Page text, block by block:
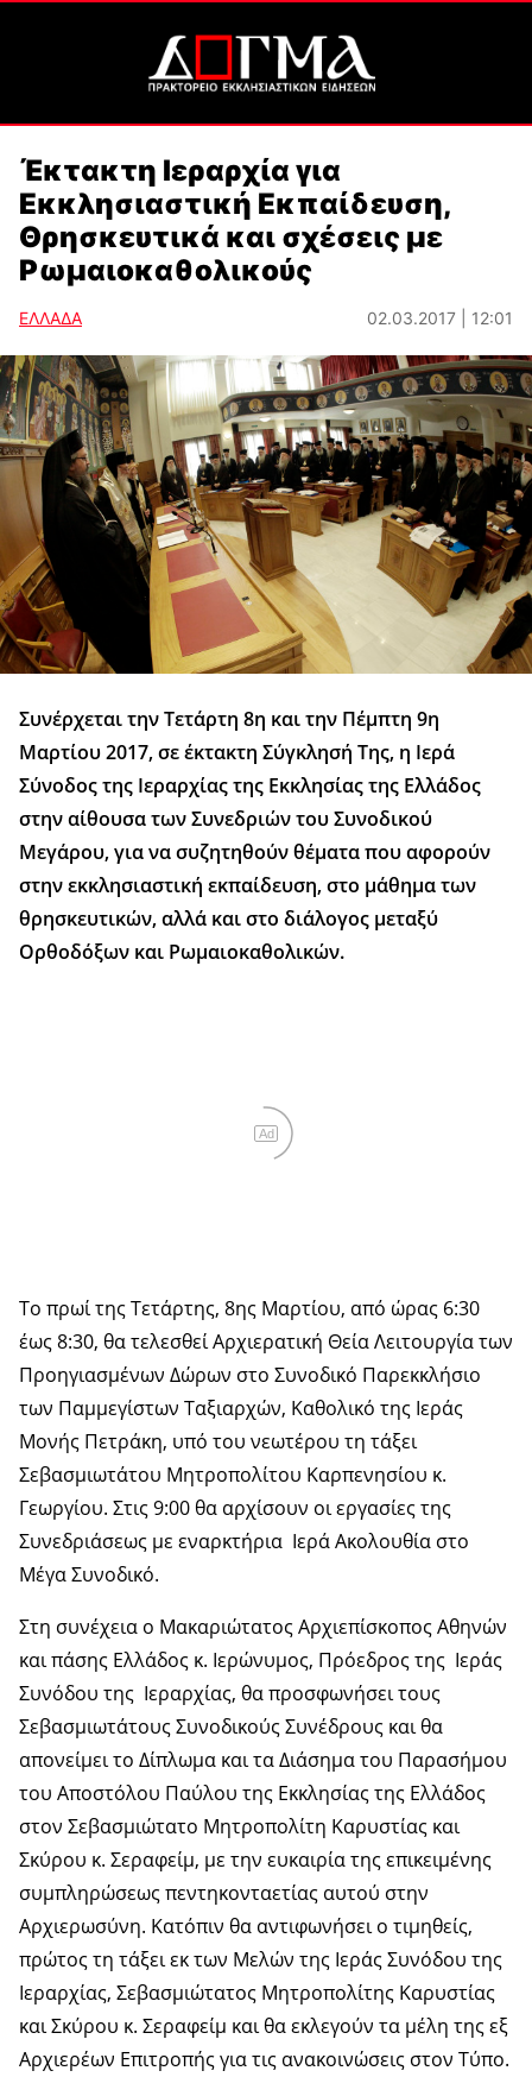
Έκτακτη Ιεραρχία για
Εκκλησιαστική Εκπαίδευση,
Θρησκευτικά και σχέσεις με
Ρωμαιοκαθολικούς
ΕΛΛΑΔΑ 02.03.2017 | 12:01
Συνέρχεται την Τετάρτη 8η και την Πέμπτη 9η
Μαρτίου 2017, σε έκτακτη Σύγκλησή Της, η Ιερά
Σύνοδος της Ιεραρχίας της Εκκλησίας της Ελλάδος
στην αίθουσα των Συνεδριών του Συνοδικού
Μεγάρου, για να συζητηθούν θέματα που αφορούν
στην εκκλησιαστική εκπαίδευση, στο μάθημα των
θρησκευτικών, αλλά και στο διάλογος μεταξύ
Ορθοδόξων και Ρωμαιοκαθολικών.
Ad
Το πρωί της Τετάρτης, 8ης Μαρτίου, από ώρας 6:30
έως 8:30, θα τελεσθεί Αρχιερατική Θεία Λειτουργία των
Προηγιασμένων Δώρων στο Συνοδικό Παρεκκλήσιο
των Παμμεγίστων Ταξιαρχών, Καθολικό της Ιεράς
Μονής Πετράκη, υπό του νεωτέρου τη τάξει
Σεβασμιωτάτου Μητροπολίτου Καρπενησίου κ.
Γεωργίου. Στις 9:00 θα αρχίσουν οι εργασίες της
Συνεδριάσεως με εναρκτήρια Ιερά Ακολουθία στο
Μέγα Συνοδικό.
Στη συνέχεια ο Μακαριώτατος Αρχιεπίσκοπος Αθηνών
και πάσης Ελλάδος κ. Ιερώνυμος, Πρόεδρος της Ιεράς
Συνόδου της Ιεραρχίας, θα προσφωνήσει τους
Σεβασμιωτάτους Συνοδικούς Συνέδρους και θα
απονείμει το Δίπλωμα και τα Διάσημα του Παρασήμου
του Αποστόλου Παύλου της Εκκλησίας της Ελλάδος
στον Σεβασμιώτατο Μητροπολίτη Καρυστίας και
Σκύρου κ. Σεραφείμ, με την ευκαιρία της επικειμένης
συμπληρώσεως πεντηκονταετίας αυτού στην
Αρχιερωσύνη. Κατόπιν θα αντιφωνήσει ο τιμηθείς,
πρώτος τη τάξει εκ των Μελών της Ιεράς Συνόδου της
Ιεραρχίας, Σεβασμιώτατος Μητροπολίτης Καρυστίας
και Σκύρου κ. Σεραφείμ και θα εκλεγούν τα μέλη της εξ
Αρχιερέων Επιτροπής για τις ανακοινώσεις στον Τύπο.